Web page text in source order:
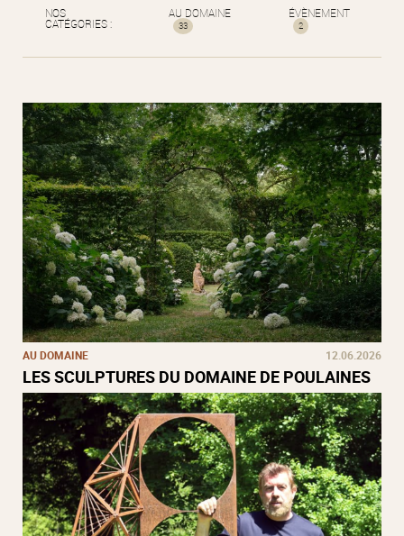
NOS
CATÉGORIES :
AU DOMAINE
33
ÉVÈNEMENT
2
AU DOMAINE 12.06.2026
LES SCULPTURES DU DOMAINE DE POULAINES